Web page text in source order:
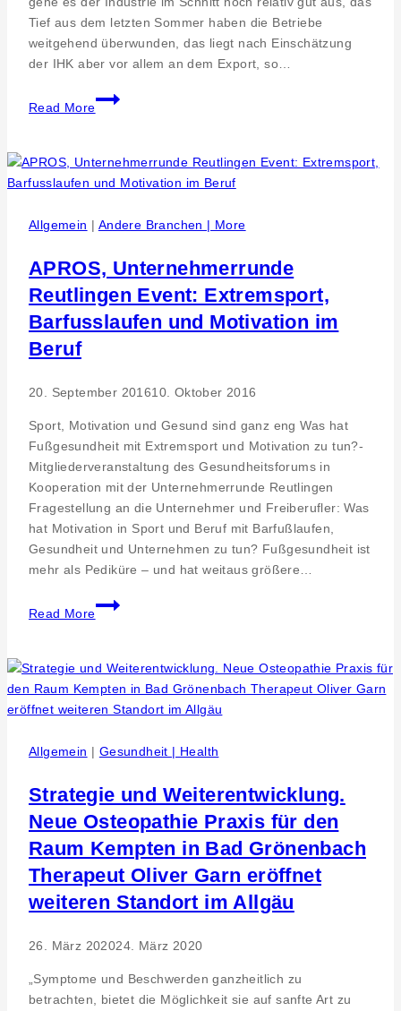
Tief aus dem letzten Sommer haben die Betriebe
weitgehend überwunden, das liegt nach Einschätzung
der IHK aber vor allem an dem Export, so…
Read More
Der
Kittel
–
IHK
Christian
fordert
klare
Perspektiven
für
Allgemein | Andere Branchen | More
APROS, Unternehmerrunde
Reutlingen Event: Extremsport,
Barfusslaufen und Motivation im
Beruf
20. September 201610. Oktober 2016
Sport, Motivation und Gesund sind ganz eng Was hat
Fußgesundheit mit Extremsport und Motivation zu tun?-
Mitgliederveranstaltung des Gesundheitsforums in
Kooperation mit der Unternehmerrunde Reutlingen
Fragestellung an die Unternehmer und Freiberufler: Was
hat Motivation in Sport und Beruf mit Barfußlaufen,
Gesundheit und Unternehmen zu tun? Fußgesundheit ist
mehr als Pediküre – und hat weitaus größere…
Read More
APROS,
Unternehmerrunde
Event:
Extremsport,
Barfusslaufen
Motivation
Beruf
Allgemein | Gesundheit | Health
Strategie und Weiterentwicklung.
Neue Osteopathie Praxis für den
Raum Kempten in Bad Grönenbach
Therapeut Oliver Garn eröffnet
weiteren Standort im Allgäu
26. März 202024. März 2020
„Symptome und Beschwerden ganzheitlich zu
betrachten, bietet die Möglichkeit sie auf sanfte Art zu